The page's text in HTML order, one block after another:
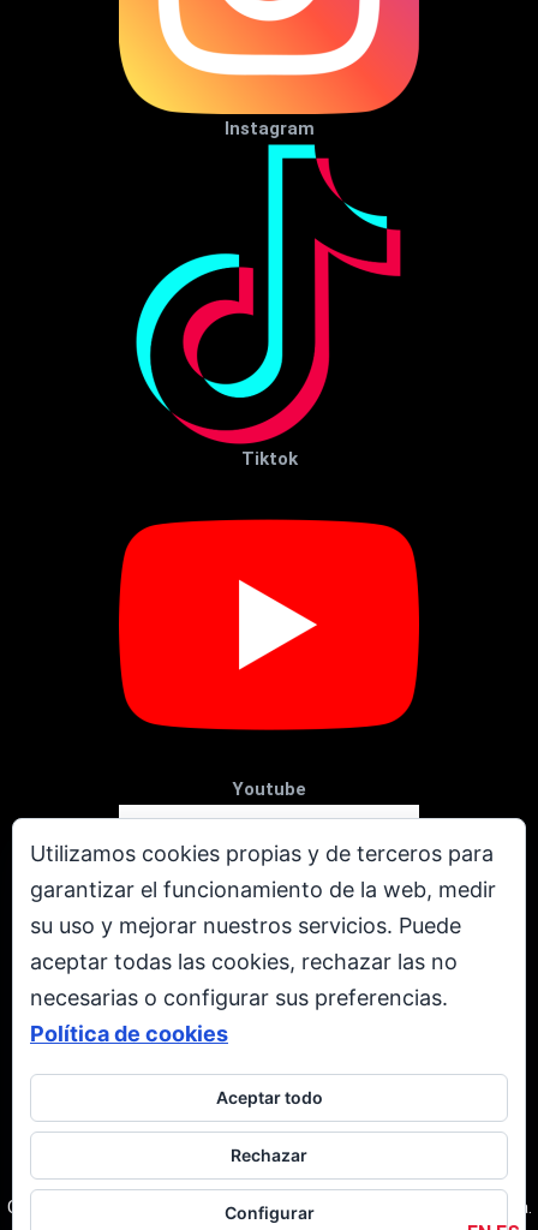
Utilizamos cookies propias y de terceros para
garantizar el funcionamiento de la web, medir
su uso y mejorar nuestros servicios. Puede
aceptar todas las cookies, rechazar las no
necesarias o configurar sus preferencias.
Política de cookies
Aceptar todo
Rechazar
Configurar
Instagram
Tiktok
Youtube
X
Todos los derechos reservados. © Copyright 2001 - 2026.
Corporación Televen C.A. RIF: J-00237616-3. Caracas | Venezuela.